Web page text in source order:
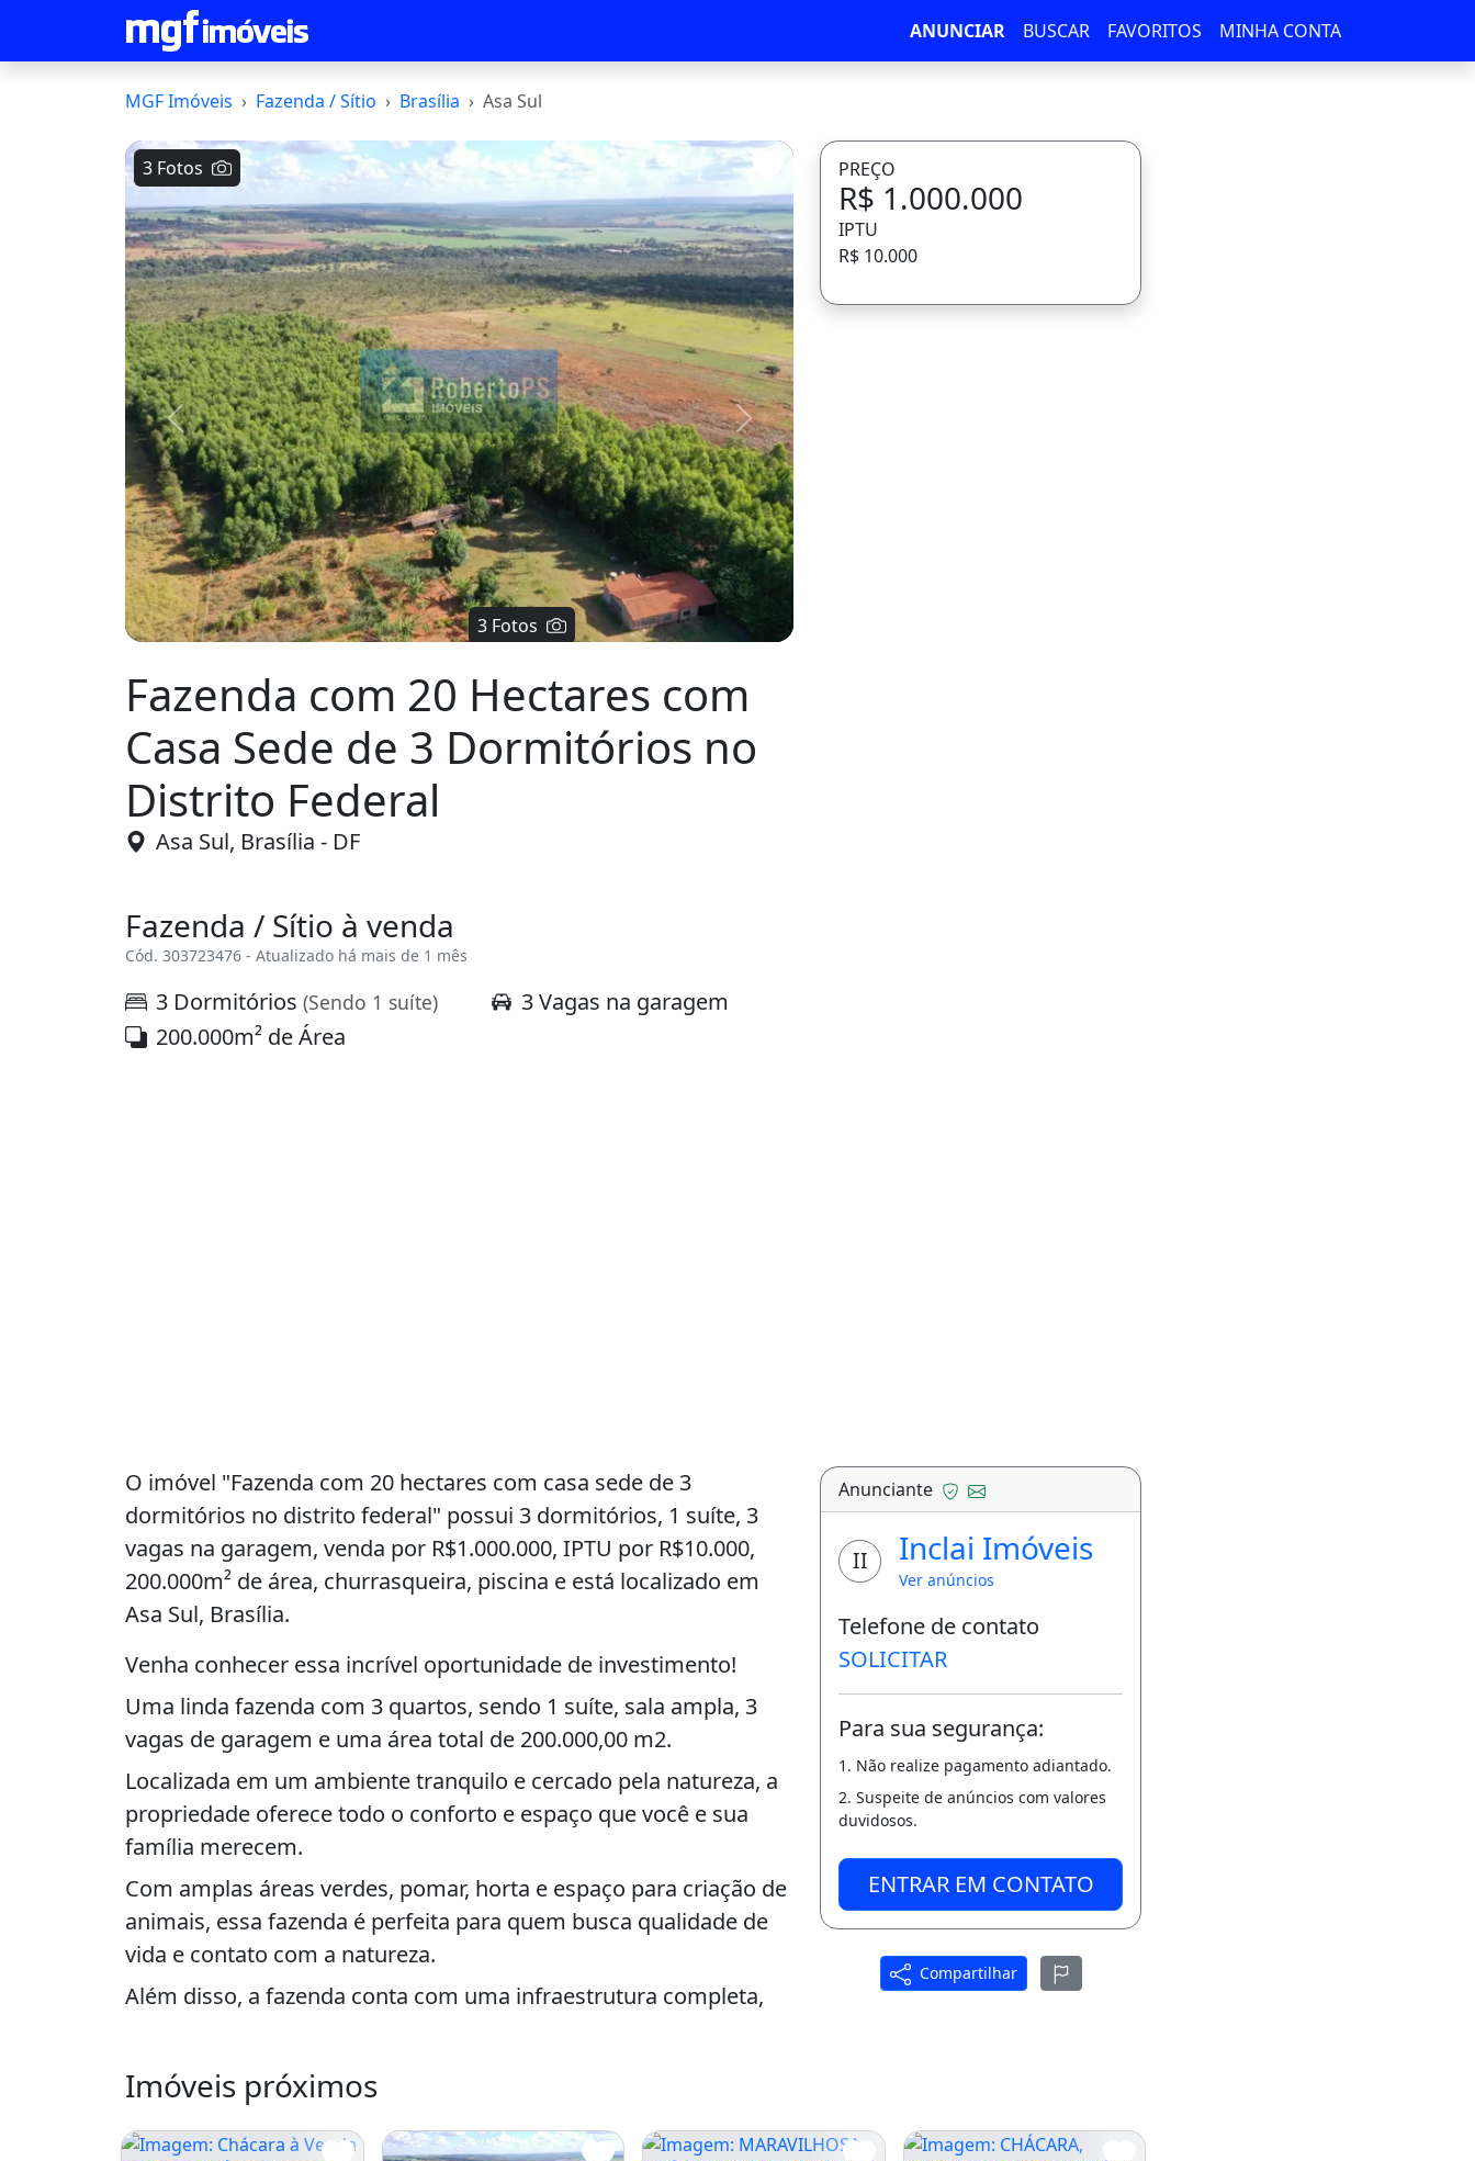
ANUNCIAR BUSCAR FAVORITOS MINHA CONTA
MGF Imóveis Fazenda / Sítio Brasília Asa Sul
3 Fotos
Voltar Avançar
Fazenda com 20 Hectares com
Casa Sede de 3 Dormitórios no
Distrito Federal
Asa Sul, Brasília - DF
Fazenda / Sítio à venda
Cód. 303723476 - Atualizado há mais de 1 mês
3 Dormitórios (Sendo 1 suíte)
3 Vagas na garagem
200.000m² de Área
PREÇO
R$ 1.000.000
IPTU
R$ 10.000
O imóvel "Fazenda com 20 hectares com casa sede de 3
dormitórios no distrito federal" possui 3 dormitórios, 1 suíte, 3
vagas na garagem, venda por R$1.000.000, IPTU por R$10.000,
200.000m² de área, churrasqueira, piscina e está localizado em
Asa Sul, Brasília.
Venha conhecer essa incrível oportunidade de investimento!
Uma linda fazenda com 3 quartos, sendo 1 suíte, sala ampla, 3
vagas de garagem e uma área total de 200.000,00 m2.
Localizada em um ambiente tranquilo e cercado pela natureza, a
propriedade oferece todo o conforto e espaço que você e sua
família merecem.
Com amplas áreas verdes, pomar, horta e espaço para criação de
animais, essa fazenda é perfeita para quem busca qualidade de
vida e contato com a natureza.
Além disso, a fazenda conta com uma infraestrutura completa,
Tudo isso por um preço imperdível!
Não perca essa oportunidade única de adquirir sua própria
Anunciante
II Inclai Imóveis
Ver anúncios
Telefone de contato
SOLICITAR
Para sua segurança:
1. Não realize pagamento adiantado.
2. Suspeite de anúncios com valores
duvidosos.
ENTRAR EM CONTATO
Compartilhar
Imóveis próximos